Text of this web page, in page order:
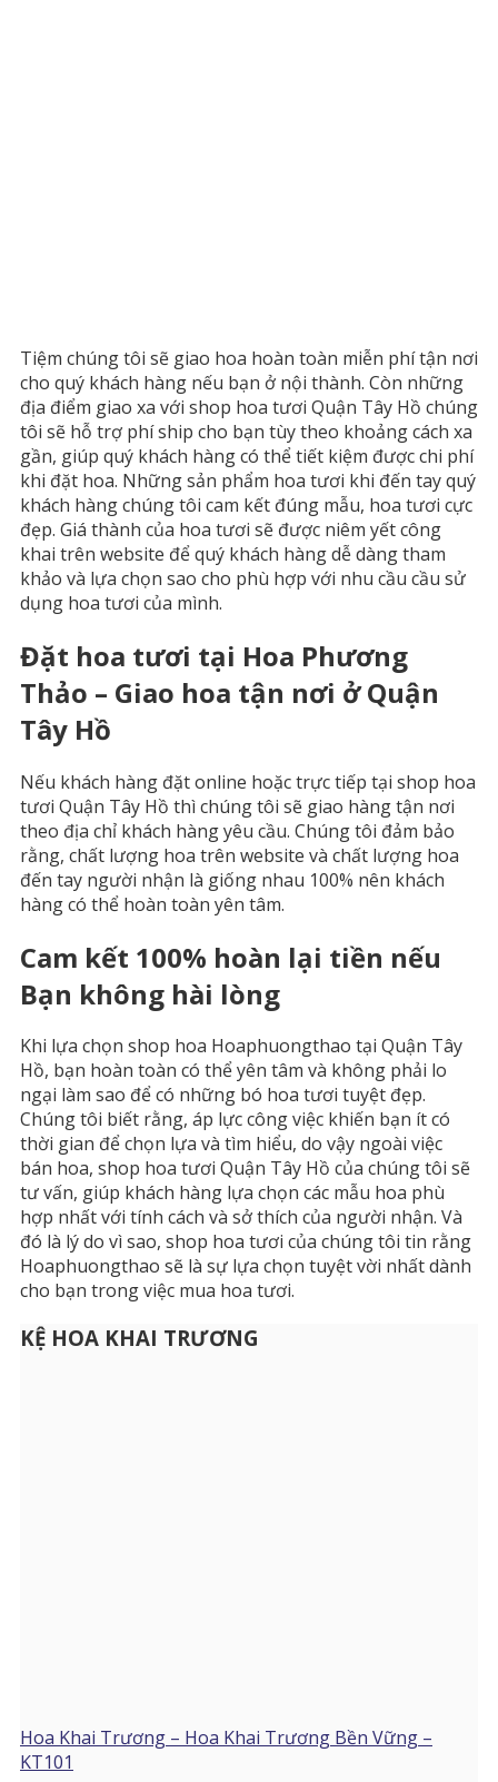
Tiệm chúng tôi sẽ giao hoa hoàn toàn miễn phí tận nơi
cho quý khách hàng nếu bạn ở nội thành. Còn những
địa điểm giao xa với shop hoa tươi Quận Tây Hồ chúng
tôi sẽ hỗ trợ phí ship cho bạn tùy theo khoảng cách xa
gần, giúp quý khách hàng có thể tiết kiệm được chi phí
khi đặt hoa. Những sản phẩm hoa tươi khi đến tay quý
khách hàng chúng tôi cam kết đúng mẫu, hoa tươi cực
đẹp. Giá thành của hoa tươi sẽ được niêm yết công
khai trên website để quý khách hàng dễ dàng tham
khảo và lựa chọn sao cho phù hợp với nhu cầu cầu sử
dụng hoa tươi của mình.
Đặt hoa tươi tại Hoa Phương
Thảo – Giao hoa tận nơi ởQuận
Tây Hồ
Nếu khách hàng đặt online hoặc trực tiếp tại shop hoa
tươi Quận Tây Hồ thì chúng tôi sẽ giao hàng tận nơi
theo địa chỉ khách hàng yêu cầu. Chúng tôi đảm bảo
rằng, chất lượng hoa trên website và chất lượng hoa
đến tay người nhận là giống nhau 100% nên khách
hàng có thể hoàn toàn yên tâm.
Cam kết 100% hoàn lại tiền nếu
Bạn không hài lòng
Khi lựa chọn shop hoa Hoaphuongthao tại Quận Tây
Hồ, bạn hoàn toàn có thể yên tâm và không phải lo
ngại làm sao để có những bó hoa tươi tuyệt đẹp.
Chúng tôi biết rằng, áp lực công việc khiến bạn ít có
thời gian để chọn lựa và tìm hiểu, do vậy ngoài việc
bán hoa, shop hoa tươi Quận Tây Hồ của chúng tôi sẽ
tư vấn, giúp khách hàng lựa chọn các mẫu hoa phù
hợp nhất với tính cách và sở thích của người nhận. Và
đó là lý do vì sao, shop hoa tươi của chúng tôi tin rằng
Hoaphuongthao sẽ là sự lựa chọn tuyệt vời nhất dành
cho bạn trong việc mua hoa tươi.
KỆ HOA KHAI TRƯƠNG
Hoa Khai Trương – Hoa Khai Trương Bền Vững –
KT101